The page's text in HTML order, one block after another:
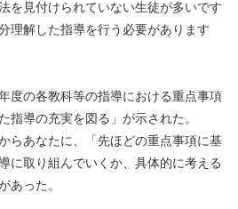
を見付けられていない生徒が多いです
理解した指導を行う必要があります
度の各教科等の指導における重点事項
指導の充実を図る」が示された。
らあなたに、「先ほどの重点事項に基
に取り組んでいくか、具体的に考える
あった。